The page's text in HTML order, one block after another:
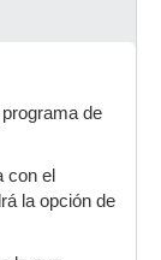
de
con el
la opción de